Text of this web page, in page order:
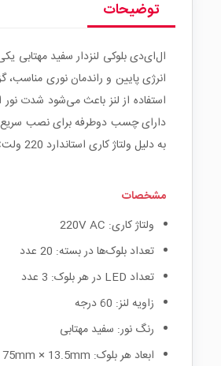
توضیحات
دارای چسب دوطرفه برای نصب سریع
به دلیل ولتاژ کاری استاندارد 220 ولتAC ، به راحتی قابل راه‌اندازی است.
مشخصات
ولتاژ کاری: 220V AC
تعداد بلوک‌ها در بسته: 20 عدد
تعداد LED در هر بلوک: 3 عدد
زاویه لنز: 60 درجه
رنگ نور: سفید مهتابی
ابعاد هر بلوک: 75mm × 13.5mm